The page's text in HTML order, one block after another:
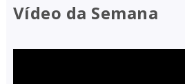
Vídeo da Semana